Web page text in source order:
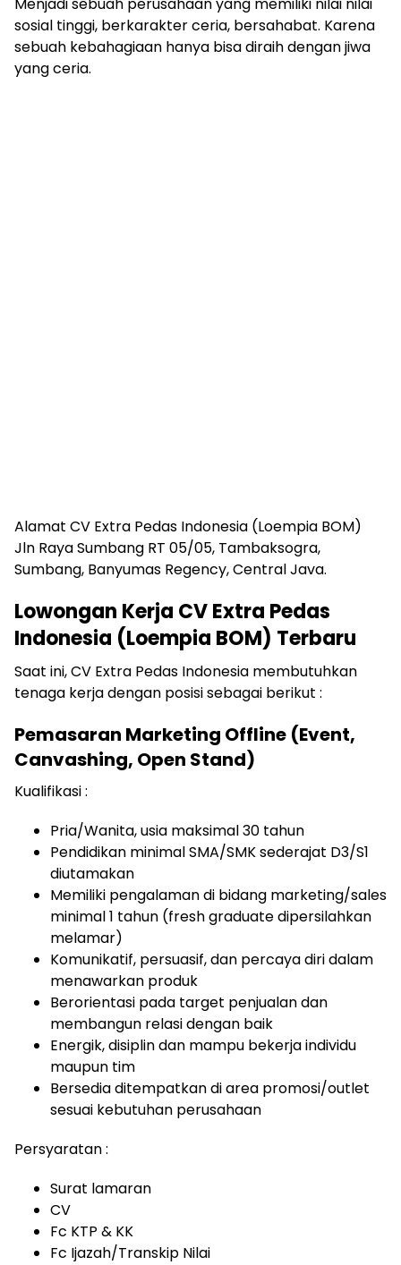
sosial tinggi, berkarakter ceria, bersahabat. Karena
sebuah kebahagiaan hanya bisa diraih dengan jiwa
yang ceria.
Alamat CV Extra Pedas Indonesia (Loempia BOM)
Jln Raya Sumbang RT 05/05, Tambaksogra,
Sumbang, Banyumas Regency, Central Java.
Lowongan Kerja CV Extra Pedas
Indonesia (Loempia BOM) Terbaru
Saat ini, CV Extra Pedas Indonesia membutuhkan
tenaga kerja dengan posisi sebagai berikut :
Pemasaran Marketing Offline (Event,
Canvashing, Open Stand)
Kualifikasi :
Pria/Wanita, usia maksimal 30 tahun
Pendidikan minimal SMA/SMK sederajat D3/S1
diutamakan
Memiliki pengalaman di bidang marketing/sales
minimal 1 tahun (fresh graduate dipersilahkan
melamar)
Komunikatif, persuasif, dan percaya diri dalam
menawarkan produk
Berorientasi pada target penjualan dan
membangun relasi dengan baik
Energik, disiplin dan mampu bekerja individu
maupun tim
Bersedia ditempatkan di area promosi/outlet
sesuai kebutuhan perusahaan
Persyaratan :
Surat lamaran
CV
Fc KTP & KK
Fc Ijazah/Transkip Nilai